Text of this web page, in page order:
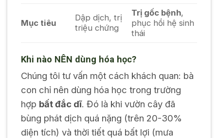
Mục tiêu
Dập dịch, trị
triệu chứng
Trị gốc bệnh,
phục hồi hệ sinh
thái
Khi nào NÊN dùng hóa học?
Chúng tôi tư vấn một cách khách quan: bà
con chỉ nên dùng hóa học trong trường
hợp bất đắc dĩ. Đó là khi vườn cây đã
bùng phát dịch quá nặng (trên 20-30%
diện tích) và thời tiết quá bất lợi (mưa